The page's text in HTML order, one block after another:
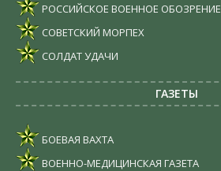
РОССИЙСКОЕ ВОЕННОЕ ОБОЗРЕНИЕ
СОВЕТСКИЙ МОРПЕХ
СОЛДАТ УДАЧИ
ГАЗЕТЫ
БОЕВАЯ ВАХТА
ВОЕННО-МЕДИЦИНСКАЯ ГАЗЕТА